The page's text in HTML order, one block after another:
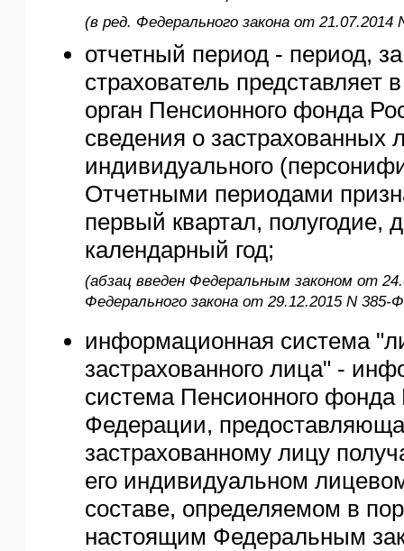
(в ред. Федерального закона от 21.07.2014
отчетный период - период,
страхователь представляет
орган Пенсионного фонда
сведения о застрахованных
индивидуального
Отчетными периодами
первый квартал, полугодие,
календарный год;
(абзац введен Федеральным законом от
Федерального закона от 29.12.2015 N 385-
информационная система
застрахованного лица" -
система Пенсионного фонда
Федерации,
застрахованному лицу
его индивидуальном
составе, определяемом в
настоящим Федеральным